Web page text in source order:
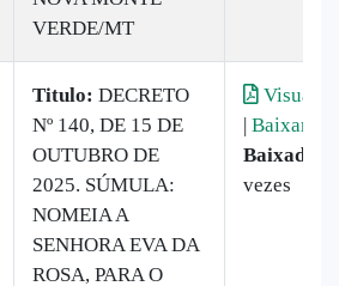
VERDE/MT
Titulo: DECRETO
Nº 140, DE 15 DE
OUTUBRO DE
2025. SÚMULA:
NOMEIA A
SENHORA EVA DA
ROSA, PARA O
| Baixar
Baixado:
vezes